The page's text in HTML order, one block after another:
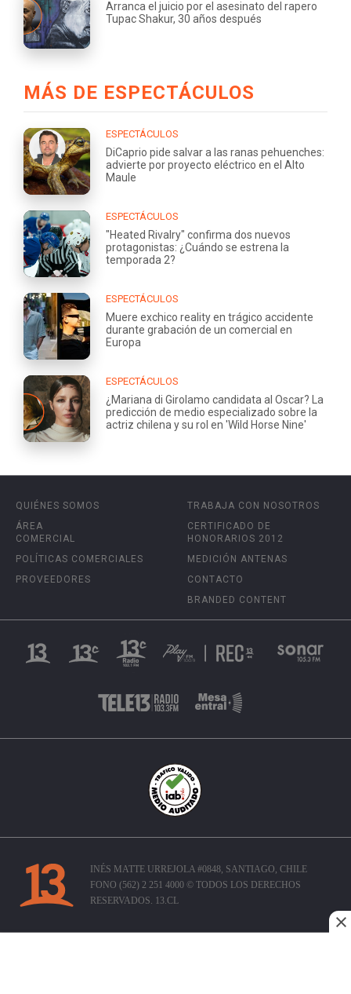
Arranca el juicio por el asesinato del rapero
Tupac Shakur, 30 años después
MÁS DE ESPECTÁCULOS
ESPECTÁCULOS
DiCaprio pide salvar a las ranas pehuenches:
advierte por proyecto eléctrico en el Alto
Maule
ESPECTÁCULOS
"Heated Rivalry" confirma dos nuevos
protagonistas: ¿Cuándo se estrena la
temporada 2?
ESPECTÁCULOS
Muere exchico reality en trágico accidente
durante grabación de un comercial en
Europa
ESPECTÁCULOS
¿Mariana di Girolamo candidata al Oscar? La
predicción de medio especializado sobre la
actriz chilena y su rol en 'Wild Horse Nine'
QUIÉNES SOMOS
ÁREA
COMERCIAL
POLÍTICAS COMERCIALES
PROVEEDORES
TRABAJA CON NOSOTROS
CERTIFICADO DE
HONORARIOS 2012
MEDICIÓN ANTENAS
CONTACTO
BRANDED CONTENT
INÉS MATTE URREJOLA #0848, SANTIAGO, CHILE
FONO (562) 2 251 4000 © TODOS LOS DERECHOS
RESERVADOS. 13.CL